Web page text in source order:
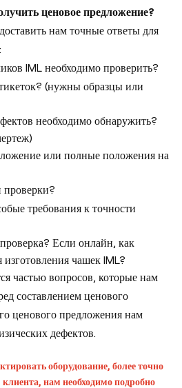
ценовое предложение?
нам точные ответы для
IML необходимо проверить?
(нужны образцы или
необходимо обнаружить?
или полные положения на
проверки?
требования к точности
Если онлайн, как
чашек IML?
частью вопросов, которые нам
составлением ценового
ценового предложения нам
дефектов.
оборудование, более точно
нам необходимо подробно